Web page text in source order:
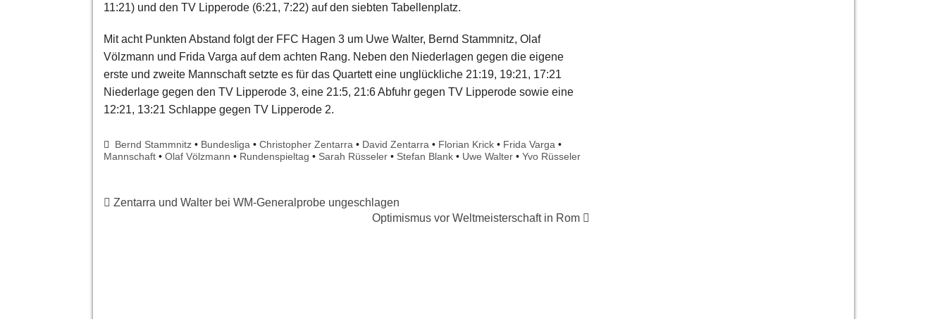
11:21) und den TV Lipperode (6:21, 7:22) auf den siebten Tabellenplatz.
Mit acht Punkten Abstand folgt der FFC Hagen 3 um Uwe Walter, Bernd Stammnitz, Olaf
Völzmann und Frida Varga auf dem achten Rang. Neben den Niederlagen gegen die eigene
erste und zweite Mannschaft setzte es für das Quartett eine unglückliche 21:19, 19:21, 17:21
Niederlage gegen den TV Lipperode 3, eine 21:5, 21:6 Abfuhr gegen TV Lipperode sowie eine
12:21, 13:21 Schlappe gegen TV Lipperode 2.
Bernd Stammnitz • Bundesliga •Christopher Zentarra • David Zentarra • Florian Krick • Frida Varga •
Mannschaft • Olaf Völzmann • Rundenspieltag • Sarah Rüsseler • Stefan Blank • Uwe Walter • Yvo Rüsseler
Zentarra und Walter bei WM-Generalprobe ungeschlagen
Optimismus vor Weltmeisterschaft in Rom